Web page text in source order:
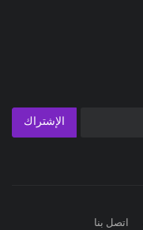
الإشتراك
اتصل بنا